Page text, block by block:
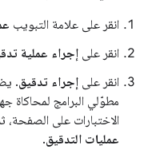
انقر على علامة التبويب
انقر على إجراء عملية
انقر على إجراء تدقيق
مطوّلي البرامج
الاختبارات على
عمليات التدقيق.